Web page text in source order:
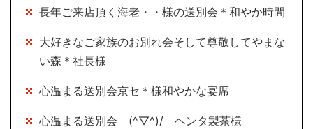
長年ご来店頂く海老・・様の送別会＊和やか時間
大好きなご家族のお別れ会そして尊敬してやまな
い森＊社長様
心温まる送別会京セ＊様和やかな宴席
心温まる送別会 (^▽^)/ ヘンタ製茶様